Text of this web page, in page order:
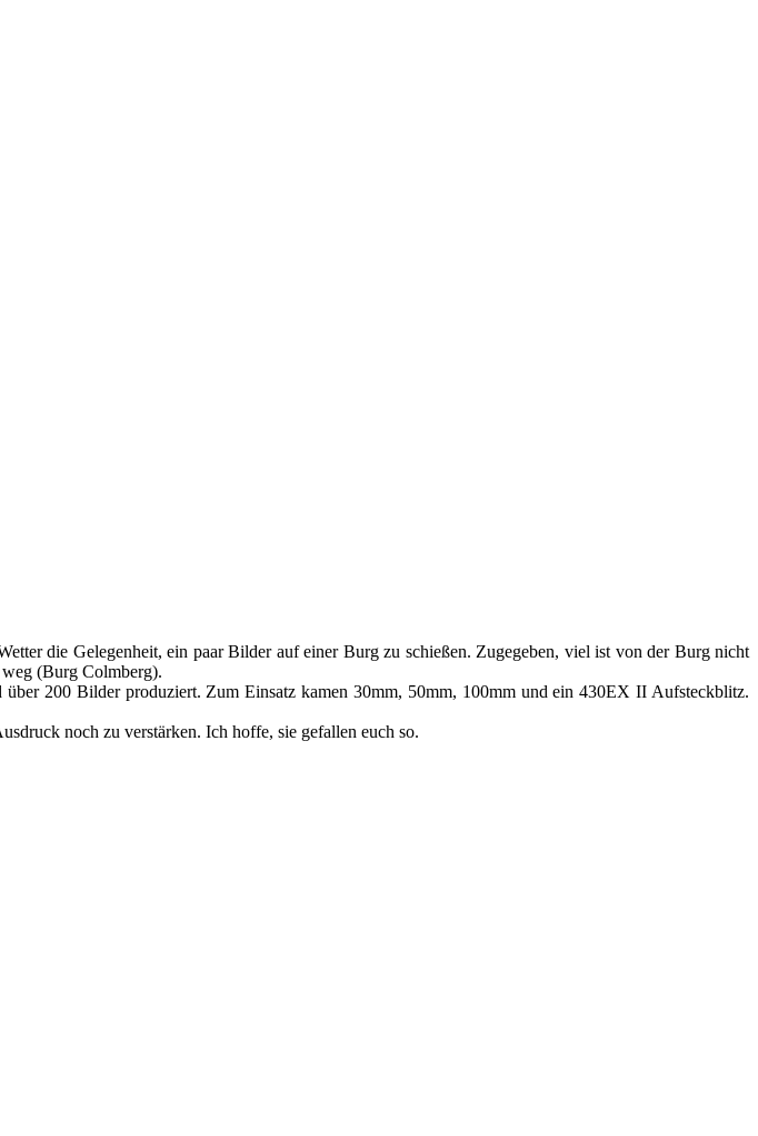
die Gelegenheit, ein paar Bilder auf einer Burg zu schießen. Zugegeben, viel ist von der Burg nicht
(Burg Colmberg).
200 Bilder produziert. Zum Einsatz kamen 30mm, 50mm, 100mm und ein 430EX II Aufsteckblitz.
noch zu verstärken. Ich hoffe, sie gefallen euch so.